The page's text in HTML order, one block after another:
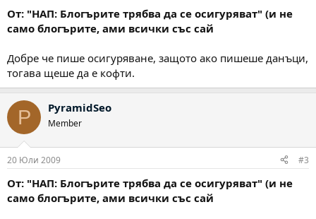
От: "НАП: Блогърите трябва да се осигуряват" (и не
само блогърите, ами всички със сай
Добре че пише осигуряване, защото ако пишеше данъци,
тогава щеше да е кофти.
P PyramidSeo
Member
20 Юли 2009 #3
От: "НАП: Блогърите трябва да се осигуряват" (и не
само блогърите, ами всички със сай